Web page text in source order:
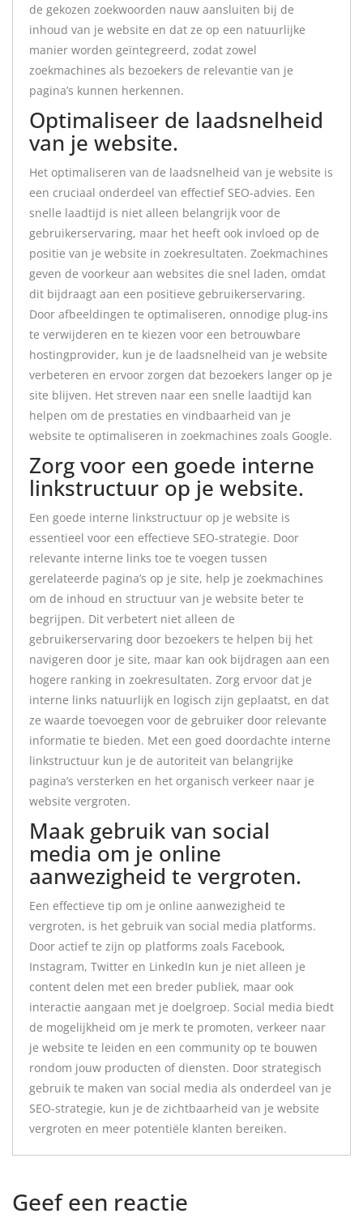
de gekozen zoekwoorden nauw aansluiten bij de
inhoud van je website en dat ze op een natuurlijke
manier worden geïntegreerd, zodat zowel
zoekmachines als bezoekers de relevantie van je
pagina’s kunnen herkennen.
Optimaliseer de laadsnelheid
van je website.
Het optimaliseren van de laadsnelheid van je website is
een cruciaal onderdeel van effectief SEO-advies. Een
snelle laadtijd is niet alleen belangrijk voor de
gebruikerservaring, maar het heeft ook invloed op de
positie van je website in zoekresultaten. Zoekmachines
geven de voorkeur aan websites die snel laden, omdat
dit bijdraagt aan een positieve gebruikerservaring.
Door afbeeldingen te optimaliseren, onnodige plug-ins
te verwijderen en te kiezen voor een betrouwbare
hostingprovider, kun je de laadsnelheid van je website
verbeteren en ervoor zorgen dat bezoekers langer op je
site blijven. Het streven naar een snelle laadtijd kan
helpen om de prestaties en vindbaarheid van je
website te optimaliseren in zoekmachines zoals Google.
Zorg voor een goede interne
linkstructuur op je website.
Een goede interne linkstructuur op je website is
essentieel voor een effectieve SEO-strategie. Door
relevante interne links toe te voegen tussen
gerelateerde pagina’s op je site, help je zoekmachines
om de inhoud en structuur van je website beter te
begrijpen. Dit verbetert niet alleen de
gebruikerservaring door bezoekers te helpen bij het
navigeren door je site, maar kan ook bijdragen aan een
hogere ranking in zoekresultaten. Zorg ervoor dat je
interne links natuurlijk en logisch zijn geplaatst, en dat
ze waarde toevoegen voor de gebruiker door relevante
informatie te bieden. Met een goed doordachte interne
linkstructuur kun je de autoriteit van belangrijke
pagina’s versterken en het organisch verkeer naar je
website vergroten.
Maak gebruik van social
media om je online
aanwezigheid te vergroten.
Een effectieve tip om je online aanwezigheid te
vergroten, is het gebruik van social media platforms.
Door actief te zijn op platforms zoals Facebook,
Instagram, Twitter en LinkedIn kun je niet alleen je
content delen met een breder publiek, maar ook
interactie aangaan met je doelgroep. Social media biedt
de mogelijkheid om je merk te promoten, verkeer naar
je website te leiden en een community op te bouwen
rondom jouw producten of diensten. Door strategisch
gebruik te maken van social media als onderdeel van je
SEO-strategie, kun je de zichtbaarheid van je website
vergroten en meer potentiële klanten bereiken.
Geef een reactie